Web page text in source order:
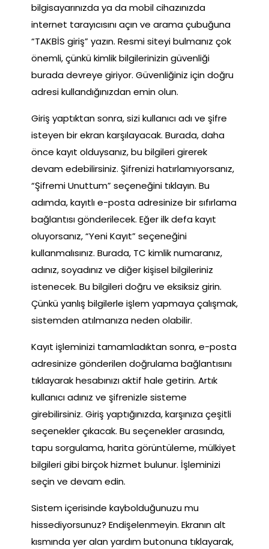
bilgisayarınızda ya da mobil cihazınızda
internet tarayıcısını açın ve arama çubuğuna
“TAKBİS giriş” yazın. Resmi siteyi bulmanız çok
önemli, çünkü kimlik bilgilerinizin güvenliği
burada devreye giriyor. Güvenliğiniz için doğru
adresi kullandığınızdan emin olun.
Giriş yaptıktan sonra, sizi kullanıcı adı ve şifre
isteyen bir ekran karşılayacak. Burada, daha
önce kayıt olduysanız, bu bilgileri girerek
devam edebilirsiniz. Şifrenizi hatırlamıyorsanız,
“Şifremi Unuttum” seçeneğini tıklayın. Bu
adımda, kayıtlı e-posta adresinize bir sıfırlama
bağlantısı gönderilecek. Eğer ilk defa kayıt
oluyorsanız, “Yeni Kayıt” seçeneğini
kullanmalısınız. Burada, TC kimlik numaranız,
adınız, soyadınız ve diğer kişisel bilgileriniz
istenecek. Bu bilgileri doğru ve eksiksiz girin.
Çünkü yanlış bilgilerle işlem yapmaya çalışmak,
sistemden atılmanıza neden olabilir.
Kayıt işleminizi tamamladıktan sonra, e-posta
adresinize gönderilen doğrulama bağlantısını
tıklayarak hesabınızı aktif hale getirin. Artık
kullanıcı adınız ve şifrenizle sisteme
girebilirsiniz. Giriş yaptığınızda, karşınıza çeşitli
seçenekler çıkacak. Bu seçenekler arasında,
tapu sorgulama, harita görüntüleme, mülkiyet
bilgileri gibi birçok hizmet bulunur. İşleminizi
seçin ve devam edin.
Sistem içerisinde kaybolduğunuzu mu
hissediyorsunuz? Endişelenmeyin. Ekranın alt
kısmında yer alan yardım butonuna tıklayarak,